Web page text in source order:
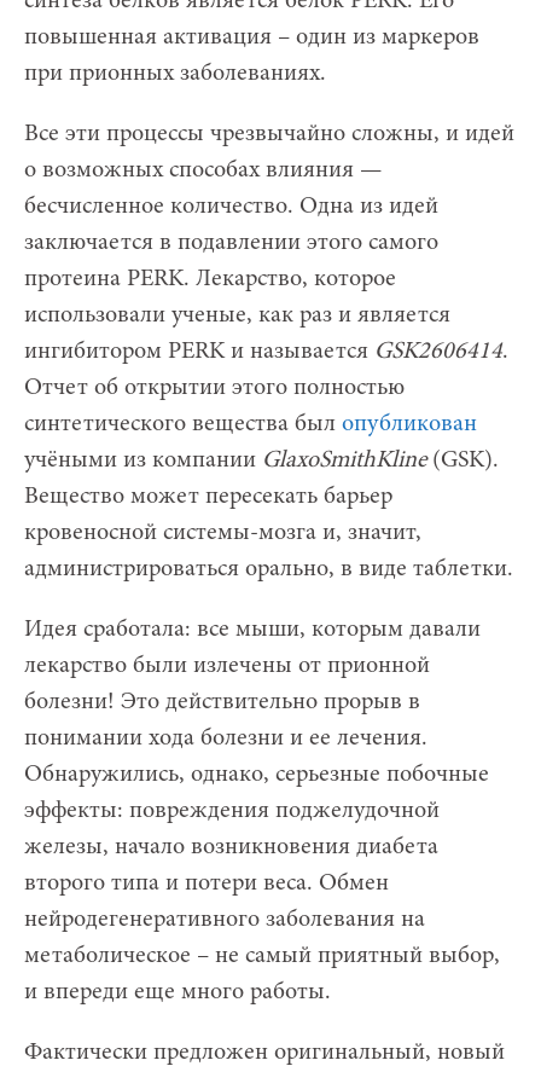
повышенная активация – один из маркеров
при прионных заболеваниях.
Все эти процессы чрезвычайно сложны, и идей
о возможных способах влияния —
бесчисленное количество. Одна из идей
заключается в подавлении этого самого
протеина PERK. Лекарство, которое
использовали ученые, как раз и является
ингибитором PERK и называется GSK2606414.
Отчет об открытии этого полностью
синтетического вещества был опубликован
учёными из компании GlaxoSmithKline(GSK).
Вещество может пересекать барьер
кровеносной системы-мозга и, значит,
администрироваться орально, в виде таблетки.
Идея сработала: все мыши, которым давали
лекарство были излечены от прионной
болезни! Это действительно прорыв в
понимании хода болезни и ее лечения.
Обнаружились, однако, серьезные побочные
эффекты: повреждения поджелудочной
железы, начало возникновения диабета
второго типа и потери веса. Обмен
нейродегенеративного заболевания на
метаболическое – не самый приятный выбор,
и впереди еще много работы.
Фактически предложен оригинальный, новый